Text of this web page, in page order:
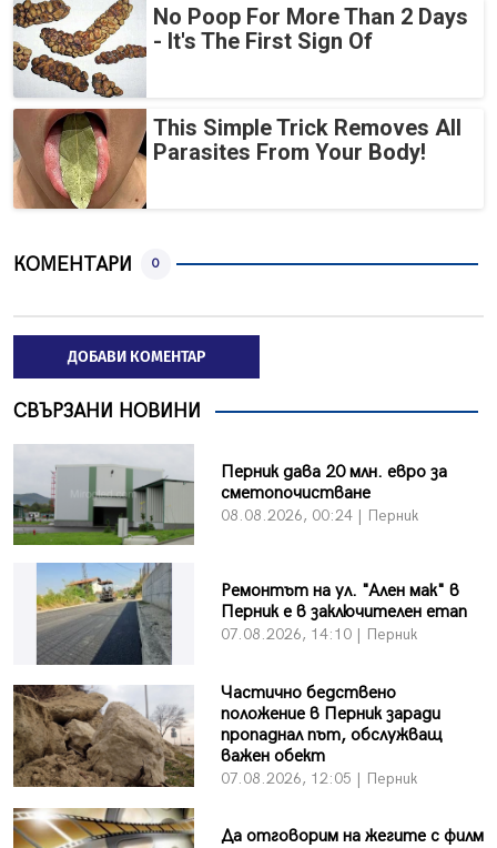
No Poop For More Than 2 Days
- It's The First Sign Of
This Simple Trick Removes All
Parasites From Your Body!
КОМЕНТАРИ 0
ДОБАВИ КОМЕНТАР
СВЪРЗАНИ НОВИНИ
Перник дава 20 млн. евро за
сметопочистване
08.08.2026, 00:24 | Перник
Ремонтът на ул. "Ален мак" в
Перник е в заключителен етап
07.08.2026, 14:10 | Перник
Частично бедствено
положение в Перник заради
пропаднал път, обслужващ
важен обект
07.08.2026, 12:05 | Перник
Да отговорим на жегите с филм